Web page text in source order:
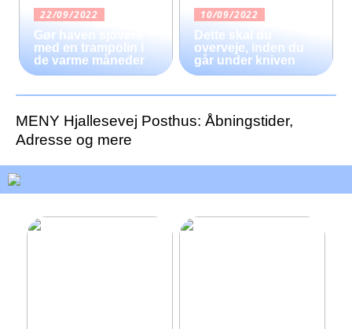
22/09/2022
Gør haven sjovere
med en trampolin i
de varme måneder
10/09/2022
Dette skal du
overveje, inden du
går under kniven
MENY Hjallesevej Posthus: Åbningstider,
Adresse og mere